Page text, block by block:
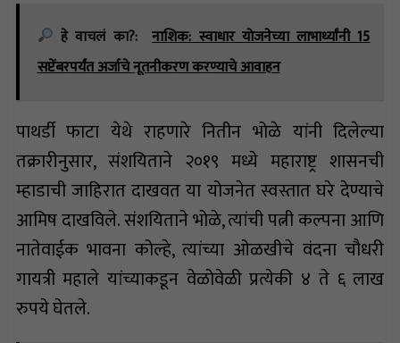
हे वाचलं का?:
नाशिक: स्वाधार योजनेच्या लाभार्थ्यांनी 15
सप्टेंबरपर्यंत अर्जाचे नूतनीकरण करण्याचे आवाहन
पाथर्डी फाटा येथे राहणारे नितीन भोळे यांनी दिलेल्या
तक्रारीनुसार, संशयिताने २०१९ मध्ये महाराष्ट्र शासनची
म्हाडाची जाहिरात दाखवत या योजनेत स्वस्तात घरे देण्याचे
आमिष दाखविले. संशयिताने भोळे, त्यांची पत्नी कल्पना आणि
नातेवाईक भावना कोल्हे, त्यांच्या ओळखीचे वंदना चौधरी
गायत्री महाले यांच्याकडून वेळोवेळी प्रत्येकी ४ ते ६ लाख
रुपये घेतले.